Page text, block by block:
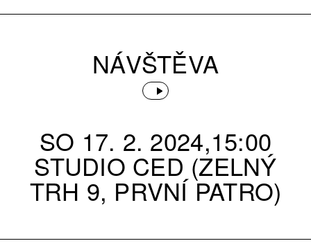
NÁVŠTĚVA
SO 17. 2. 2024,15:00
STUDIO CED (ZELNÝ
TRH 9, PRVNÍ PATRO)